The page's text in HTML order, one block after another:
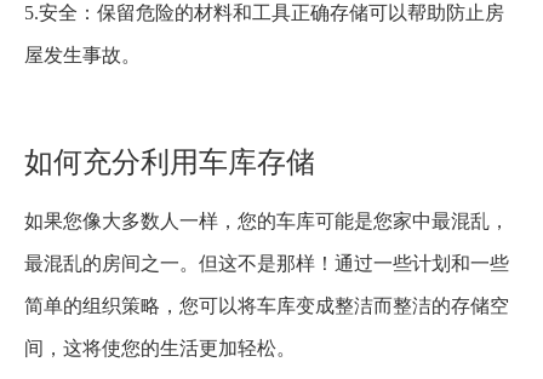
5.安全：保留危险的材料和工具正确存储可以帮助防止房
屋发生事故。
如何充分利用车库存储
如果您像大多数人一样，您的车库可能是您家中最混乱，
最混乱的房间之一。但这不是那样！通过一些计划和一些
简单的组织策略，您可以将车库变成整洁而整洁的存储空
间，这将使您的生活更加轻松。